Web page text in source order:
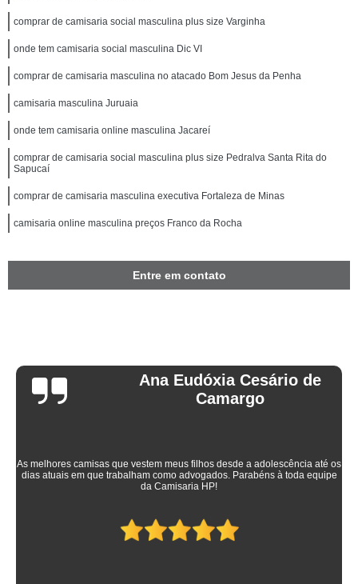
comprar de camisaria social masculina plus size Varginha
onde tem camisaria social masculina Dic VI
comprar de camisaria masculina no atacado Bom Jesus da Penha
camisaria masculina Juruaia
onde tem camisaria online masculina Jacareí
comprar de camisaria social masculina plus size Pedralva Santa Rita do
Sapucaí
comprar de camisaria masculina executiva Fortaleza de Minas
camisaria online masculina preços Franco da Rocha
Entre em contato
Ana Eudóxia Cesário de
Camargo
As melhores camisas que vestem meus filhos desde a adolescência até os
dias atuais em que trabalham como advogados. Parabéns à toda equipe
da Camisaria HP!